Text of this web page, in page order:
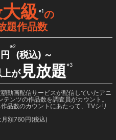
級※1の
題作品数
円
※2
(税込) ～
が見放題※3
動画配信サービスが配信していたアニ
ンツの作品数を調査員がカウント。
品数のカウントにあたって、TVシリ
額760円(税込)